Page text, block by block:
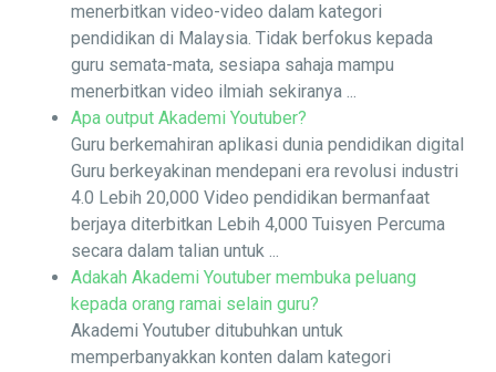
menerbitkan video-video dalam kategori
pendidikan di Malaysia. Tidak berfokus kepada
guru semata-mata, sesiapa sahaja mampu
menerbitkan video ilmiah sekiranya ...
Apa output Akademi Youtuber?
Guru berkemahiran aplikasi dunia pendidikan digital
Guru berkeyakinan mendepani era revolusi industri
4.0 Lebih 20,000 Video pendidikan bermanfaat
berjaya diterbitkan Lebih 4,000 Tuisyen Percuma
secara dalam talian untuk ...
Adakah Akademi Youtuber membuka peluang
kepada orang ramai selain guru?
Akademi Youtuber ditubuhkan untuk
memperbanyakkan konten dalam kategori